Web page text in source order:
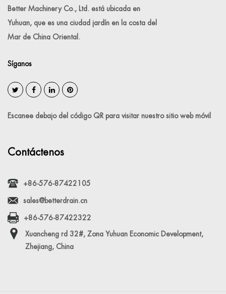
Better Machinery Co., Ltd. está ubicada en
Yuhuan, que es una ciudad jardín en la costa del
Mar de China Oriental.
Síganos
Escanee debajo del código QR para visitar nuestro sitio web móvil
Contáctenos
+86-576-87422105
sales@betterdrain.cn
+86-576-87422322
Xuancheng rd 32#, Zona Yuhuan Economic Development,
Zhejiang, China